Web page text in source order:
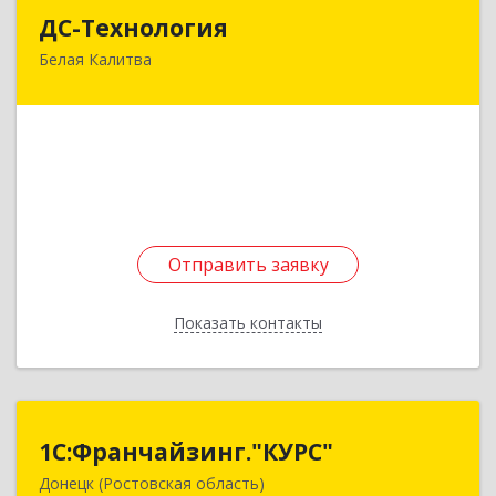
ДС-Технология
Белая Калитва
Отправить заявку
Показать контакты
347045, Ростовская обл, Белокалитвинский р-н,
Отправить заявку
Назад
1С:Франчайзинг."КУРС"
Донецк (Ростовская область)
1С:Франчайзинг."КУРС"
346330, Ростовская обл, Донецк г, Благодатный